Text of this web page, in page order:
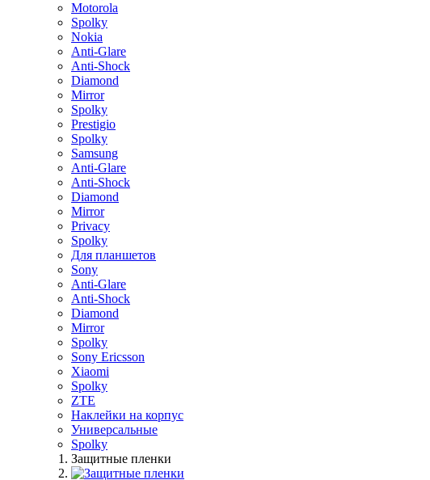
Motorola
Spolky
Nokia
Anti-Glare
Anti-Shock
Diamond
Mirror
Spolky
Prestigio
Spolky
Samsung
Anti-Glare
Anti-Shock
Diamond
Mirror
Privacy
Spolky
Для планшетов
Sony
Anti-Glare
Anti-Shock
Diamond
Mirror
Spolky
Sony Ericsson
Xiaomi
Spolky
ZTE
Наклейки на корпус
Универсальные
Spolky
Защитные пленки